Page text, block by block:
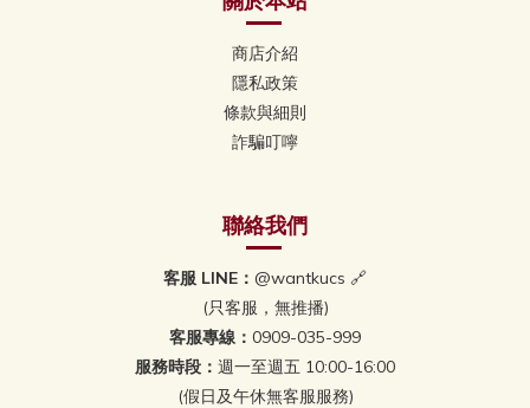
商店介紹
隱私政策
條款與細則
詐騙叮嚀
聯絡我們
客服 LINE： @wantkucs 🔗
(只客服，無推播)
客服專線： 0909-035-999
服務時段： 週一至週五 10:00-16:00
(假日及午休無客服服務)